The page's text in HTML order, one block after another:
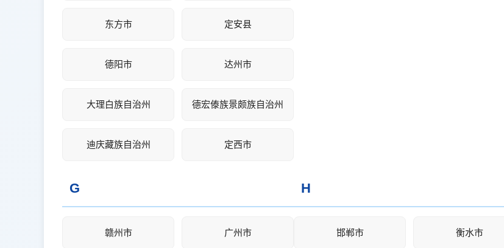
东方市 定安县
德阳市 达州市
大理白族自治州 德宏傣族景颇族自治州
迪庆藏族自治州 定西市
G
赣州市 广州市
H
邯郸市 衡水市